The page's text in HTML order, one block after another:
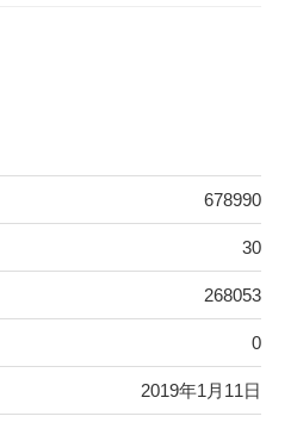
678990
30
268053
0
2019年1月11日